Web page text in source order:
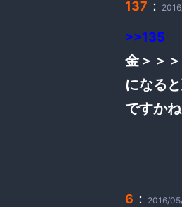
137 ：
>>135
金＞＞
になる
ですか
6 ： 2016/